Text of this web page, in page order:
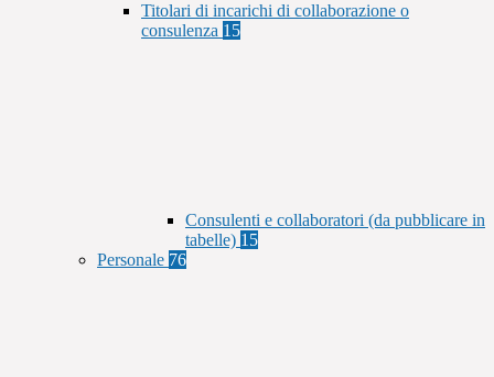
Titolari di incarichi di collaborazione o
consulenza 15
Consulenti e collaboratori (da pubblicare in
tabelle) 15
Personale 76